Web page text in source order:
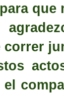
correr
actos
el